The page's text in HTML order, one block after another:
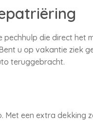
die direct het
u op vakantie ziek
teruggebracht.
Met een extra dekking